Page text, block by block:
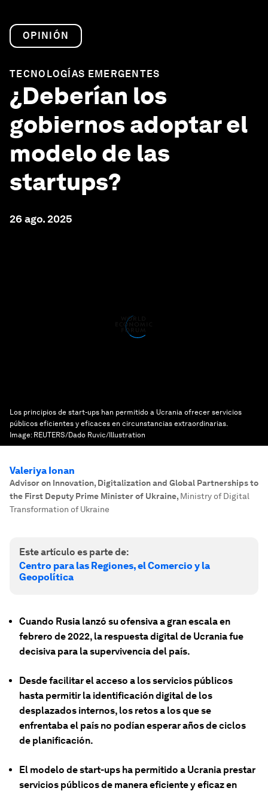
OPINIÓN
TECNOLOGÍAS EMERGENTES
¿Deberían los
gobiernos adoptar el
modelo de las
startups?
26 ago. 2025
Los principios de start-ups han permitido a Ucrania ofrecer servicios
públicos eficientes y eficaces en circunstancias extraordinarias.
Image: REUTERS/Dado Ruvic/Illustration
Valeriya Ionan
Advisor on Innovation, Digitalization and Global Partnerships to
the First Deputy Prime Minister of Ukraine, Ministry of Digital
Transformation of Ukraine
Este artículo es parte de:
Centro para las Regiones, el Comercio y la
Geopolítica
Cuando Rusia lanzó su ofensiva a gran escala en
febrero de 2022, la respuesta digital de Ucrania fue
decisiva para la supervivencia del país.
Desde facilitar el acceso a los servicios públicos
hasta permitir la identificación digital de los
desplazados internos, los retos a los que se
enfrentaba el país no podían esperar años de ciclos
de planificación.
El modelo de start-ups ha permitido a Ucrania prestar
servicios públicos de manera eficiente y eficaz en